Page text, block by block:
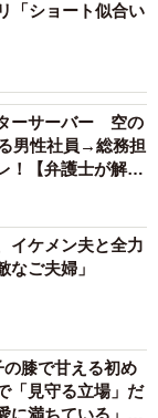
「ショート似合い
ーサーバー 空の
男性社員→総務担
！【弁護士が解
イケメン夫と全力
なご夫婦」
膝で甘える初め
「見守る立場」だ